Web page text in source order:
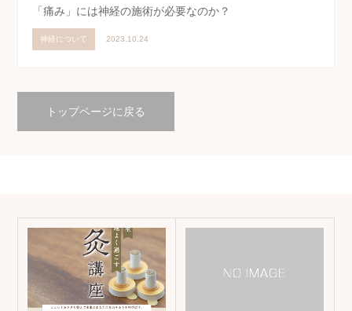
「痛み」には神経の施術が必要なのか？
神経について 2023.10.24
トップページに戻る